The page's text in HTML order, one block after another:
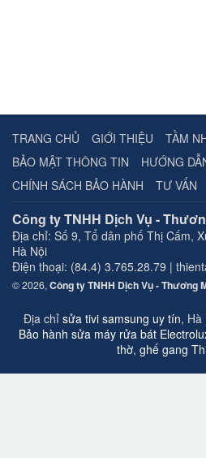
TRANG CHỦ GIỚI THIỆU
TẦM
BẢO MẬT THÔNG TIN
HƯỚNG
CHÍNH SÁCH BẢO HÀNH
TƯ VẤN
Công ty TNHH Dịch Vụ -
Địa chỉ: Số 9, Tổ dân phố Thị Cấm,
Hà Nội
Điện thoại: (84.4) 3.765.28.79 |
© 2026, Công ty TNHH Dịch Vụ - Thương
Địa chỉ sửa tivi samsung uy tín, Hà
Bảo hành sửa máy rửa bát
thờ, ghế gang